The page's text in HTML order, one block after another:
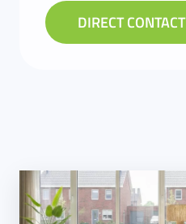
DIRECT CONTACT